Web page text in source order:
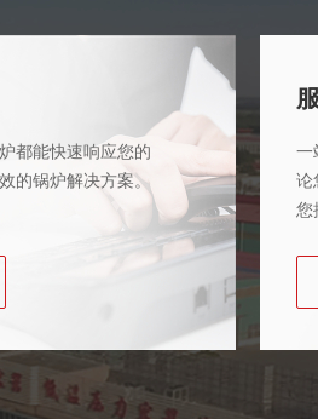
都能快速响应您的
的锅炉解决方案。
一
论
您